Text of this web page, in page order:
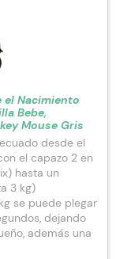
el Nacimiento
Bebe,
Mouse Gris
desde el
el capazo 2 en
hasta un
3 kg)
se puede plegar
dejando
además una